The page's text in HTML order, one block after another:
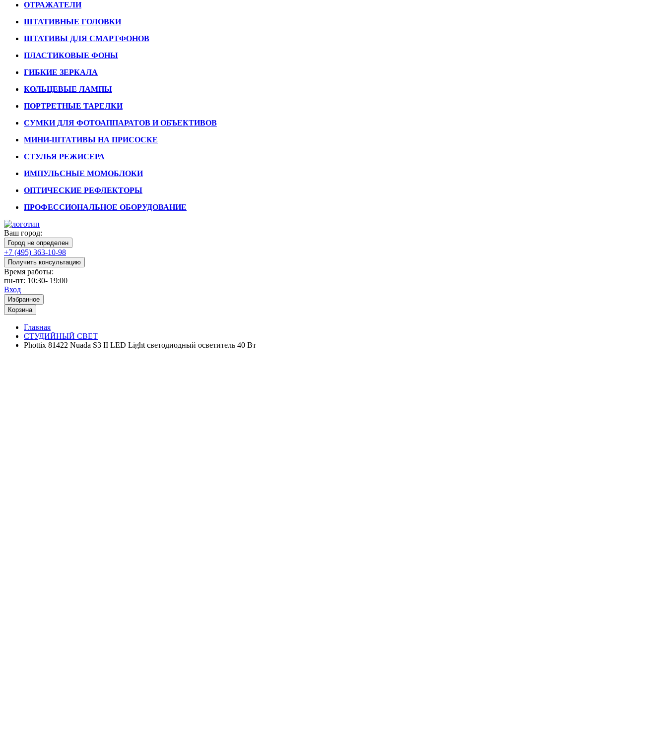
ОТРАЖАТЕЛИ
ШТАТИВНЫЕ ГОЛОВКИ
ШТАТИВЫ ДЛЯ СМАРТФОНОВ
ПЛАСТИКОВЫЕ ФОНЫ
ГИБКИЕ ЗЕРКАЛА
КОЛЬЦЕВЫЕ ЛАМПЫ
ПОРТРЕТНЫЕ ТАРЕЛКИ
СУМКИ ДЛЯ ФОТОАППАРАТОВ И ОБЪЕКТИВОВ
МИНИ-ШТАТИВЫ НА ПРИСОСКЕ
СТУЛЬЯ РЕЖИСЕРА
ИМПУЛЬСНЫЕ МОМОБЛОКИ
ОПТИЧЕСКИЕ РЕФЛЕКТОРЫ
ПРОФЕССИОНАЛЬНОЕ ОБОРУДОВАНИЕ
Ваш город:
Город не определен
+7 (495) 363-10-98
Получить консультацию
Время работы:
пн-пт: 10:30- 19:00
Вход
Избранное
Корзина
Главная
СТУДИЙНЫЙ СВЕТ
Phottix 81422 Nuada S3 II LED Light светодиодный осветитель 40 Вт